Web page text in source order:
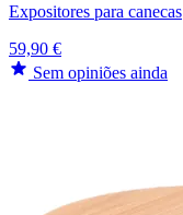
Expositores para canecas
59,90 €
Sem opiniões ainda